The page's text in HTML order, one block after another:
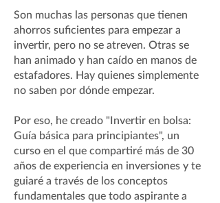
Son muchas las personas que tienen
ahorros suficientes para empezar a
invertir, pero no se atreven. Otras se
han animado y han caído en manos de
estafadores. Hay quienes simplemente
no saben por dónde empezar.
Por eso, he creado "Invertir en bolsa:
Guía básica para principiantes", un
curso en el que compartiré más de 30
años de experiencia en inversiones y te
guiaré a través de los conceptos
fundamentales que todo aspirante a